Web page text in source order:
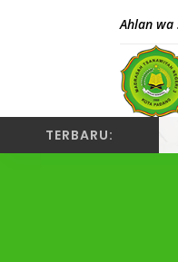
Ahlan wa
TERBARU: